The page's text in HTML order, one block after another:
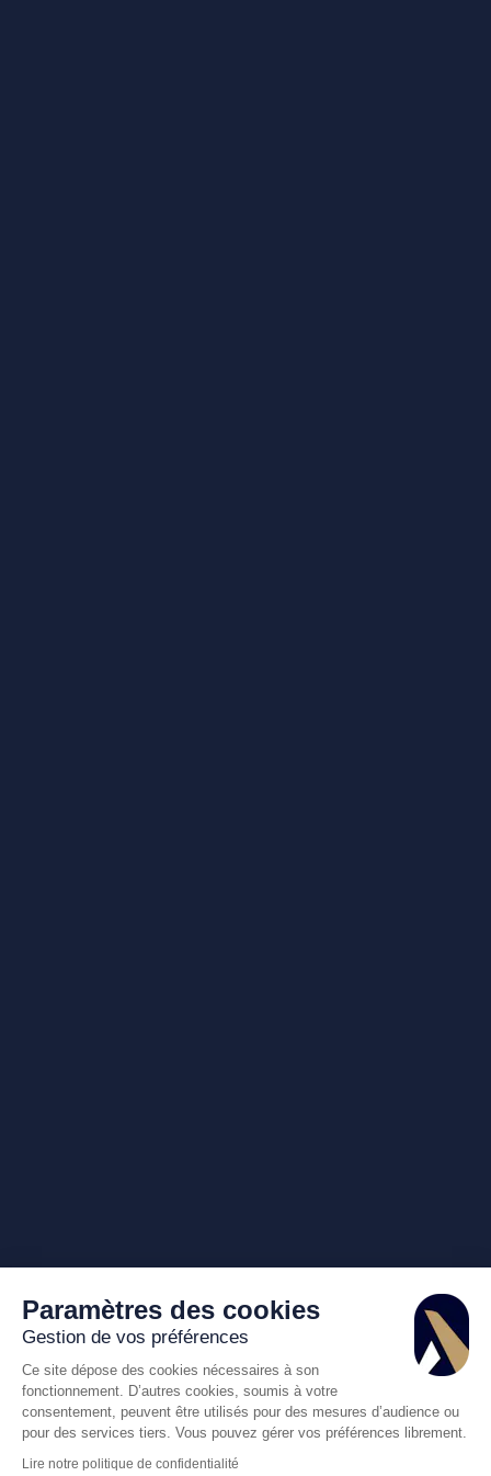
Paramètres des cookies
Gestion de vos préférences
Ce site dépose des cookies nécessaires à son
fonctionnement. D’autres cookies, soumis à votre
consentement, peuvent être utilisés pour des mesures d’audience ou
pour des services tiers. Vous pouvez gérer vos préférences librement.
Lire notre politique de confidentialité